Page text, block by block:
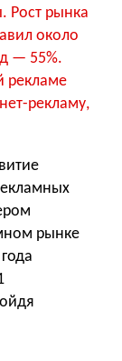
Рост рынка
около
— 55%.
рекламе
рекламу,
рынке